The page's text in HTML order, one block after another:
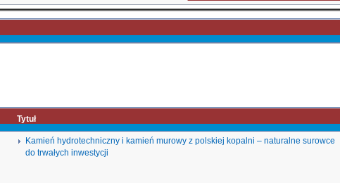
Tytuł
Kamień hydrotechniczny i kamień murowy z polskiej kopalni – naturalne surowce
do trwałych inwestycji